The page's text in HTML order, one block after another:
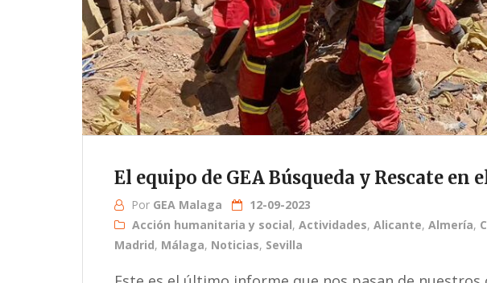
El equipo de GEA Búsqueda y Rescate
Por GEA Malaga
12-09-2023
Acción humanitaria y social, Actividades, Alicante, Almería,
Madrid, Málaga, Noticias, Sevilla